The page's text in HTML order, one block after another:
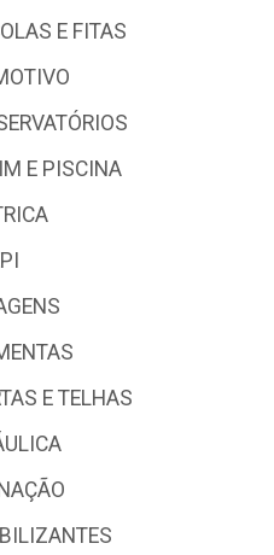
E FITAS
E PISCINA
E TELHAS